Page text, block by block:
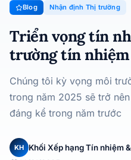
Blog Nhận định Thị trường
Triển vọng tín
trường tín
Chúng tôi kỳ vọng môi
trong năm 2025 sẽ trở
đáng kể trong năm trước
KH
Khối Xếp hạng Tín nhiệm